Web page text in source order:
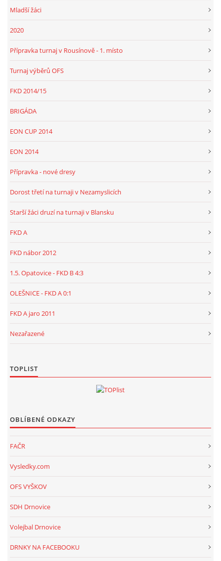
Mladší žáci
2020
Přípravka turnaj v Rousínově - 1. místo
Turnaj výběrů OFS
FKD 2014/15
BRIGÁDA
EON CUP 2014
EON 2014
Přípravka - nové dresy
Dorost třetí na turnaji v Nezamyslicích
Starší žáci druzí na turnaji v Blansku
FKD A
FKD nábor 2012
1.5. Opatovice - FKD B 4:3
OLEŠNICE - FKD A 0:1
FKD A jaro 2011
Nezařazené
TOPLIST
OBLÍBENÉ ODKAZY
FAČR
Vysledky.com
OFS VYŠKOV
SDH Drnovice
Volejbal Drnovice
DRNKY NA FACEBOOKU